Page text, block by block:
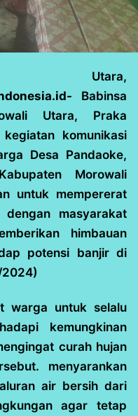
Utara,
Babinsa
Utara, Praka
komunikasi
Desa Pandaoke,
Morowali
untuk mempererat
masyarakat
himbauan
potensi banjir di
2024)
warga untuk selalu
kemungkinan
curah hujan
menyarankan
air bersih dari
agar tetap